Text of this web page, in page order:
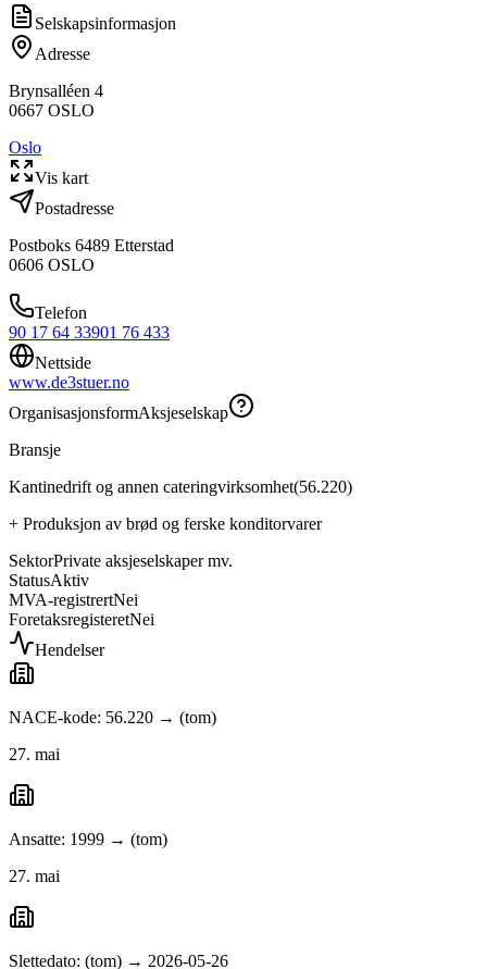
Selskapsinformasjon
Adresse
Brynsalléen 4
0667 OSLO
Oslo
Vis kart
Postadresse
Postboks 6489 Etterstad
0606 OSLO
Telefon
90 17 64 33901 76 433
Nettside
www.de3stuer.no
OrganisasjonsformAksjeselskap
Bransje
Kantinedrift og annen cateringvirksomhet(56.220)
+ Produksjon av brød og ferske konditorvarer
SektorPrivate aksjeselskaper mv.
StatusAktiv
MVA-registrertNei
ForetaksregisteretNei
Hendelser
NACE-kode: 56.220 → (tom)
27. mai
Ansatte: 1999 → (tom)
27. mai
Slettedato: (tom) → 2026-05-26